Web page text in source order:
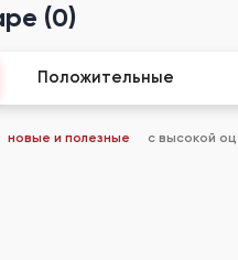
(0)
Положительные
новые и полезные с высокой